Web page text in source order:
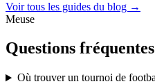
Voir tous les guides du blog →
Meuse
Questions fréquentes
Où trouver un tournoi de